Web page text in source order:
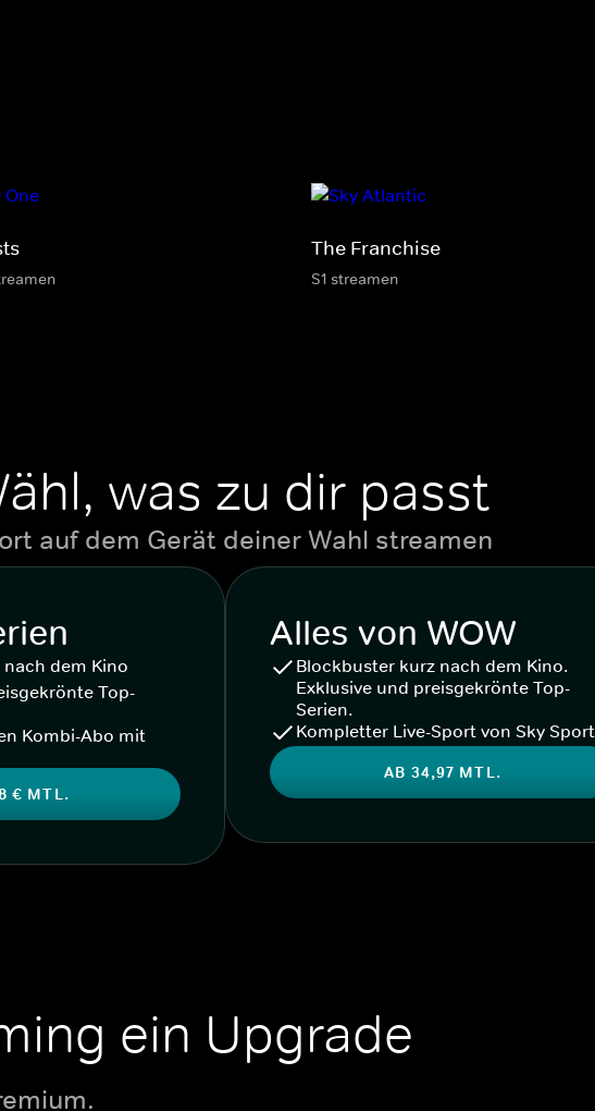
The Franchise
S1 streamen
was zu dir passt
auf dem Gerät deiner Wahl streamen
dem Kino
Top-
Kombi-Abo mit
€ MTL.
Alles von WOW
Blockbuster kurz nach dem Kino.
Exklusive und preisgekrönte Top-
Serien.
Kompletter Live-Sport von Sky Sport
AB 34,97 MTL.
ein Upgrade